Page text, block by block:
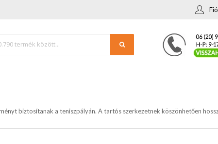
biztosítanak a teniszpályán. A tartós szerkezetnek köszönhetően